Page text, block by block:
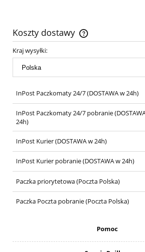
Koszty dostawy
Cena nie zawiera ewentualnych kosztów
Kraj wysyłki:
InPost Paczkomaty 24/7(DOSTAWA w 24h)
InPost Paczkomaty 24/7 pobranie
24h)
InPost Kurier(DOSTAWA w 24h)
InPost Kurier pobranie(DOSTAWA w 24h)
Paczka priorytetowa(Poczta Polska)
Paczka Poczta pobranie(Poczta Polska)
Pomoc